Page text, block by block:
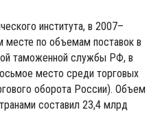
института, в 2007–
месте по объемам поставок в
таможенной службы РФ, в
место среди торговых
оборота России). Объем
составил 23,4 млрд